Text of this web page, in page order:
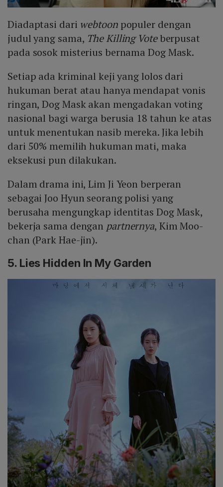
Diadaptasi dari webtoonpopuler dengan
judul yang sama, The Killing Voteberpusat
pada sosok misterius bernama Dog Mask.
Setiap ada kriminal keji yang lolos dari
hukuman berat atau hanya mendapat vonis
ringan, Dog Mask akan mengadakan voting
nasional bagi warga berusia 18 tahun ke atas
untuk menentukan nasib mereka. Jika lebih
dari 50% memilih hukuman mati, maka
eksekusi pun dilakukan.
Dalam drama ini, Lim Ji Yeon berperan
sebagai Joo Hyun seorang polisi yang
berusaha mengungkap identitas Dog Mask,
bekerja sama dengan partnernya, Kim Moo-
chan (Park Hae-jin).
5. Lies Hidden In My Garden